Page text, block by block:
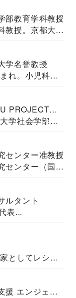
部教育学科教授
教授。京都大学
学名誉教授
れ。小児科
PROJECT
社会福祉士
学社会学部福
センター准教授
センター（国際
ルタント
表...
としてレシピ
援 エンジェル